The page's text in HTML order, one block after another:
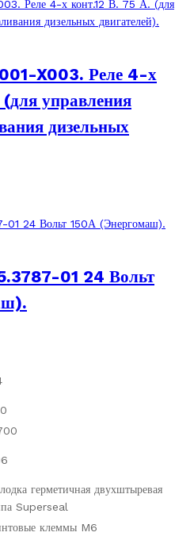
X003. Реле 4-х
управления
дизельных
01 24 Вольт
герметичная двухштыревая
Superseal
клеммы M6